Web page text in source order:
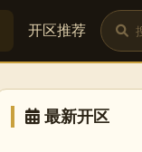
开区推荐
最新开区